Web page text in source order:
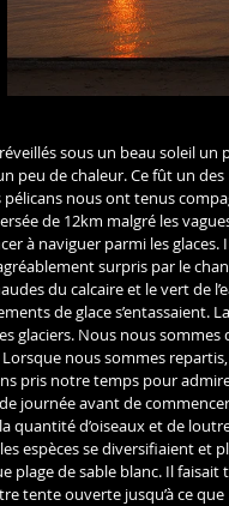
sous un beau soleil un
peu de chaleur. Ce fût un
pélicans nous ont tenus
de 12km malgré les
à naviguer parmi les
surpris par le
du calcaire et le vert de
de glace s’entassaient.
glaciers. Nous nous sommes
nous sommes
pris notre temps pour
journée avant de
quantité d’oiseaux et de
espèces se diversifiaient et
plage de sable blanc. Il
tente ouverte jusqu’à ce que